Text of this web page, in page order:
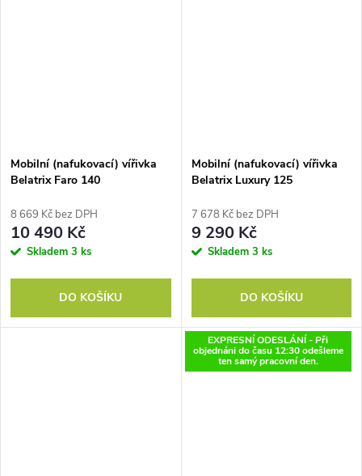
Mobilní (nafukovací) vířivka
Belatrix Faro 140
8 669 Kč bez DPH
10 490 Kč
Skladem 3 ks
DO KOŠÍKU
Mobilní (nafukovací) vířivka
Belatrix Luxury 125
7 678 Kč bez DPH
9 290 Kč
Skladem 3 ks
DO KOŠÍKU
EXPRESNÍ ODESLÁNÍ - Při
objednáni do času 12:30 odešleme
ten samý pracovní den.